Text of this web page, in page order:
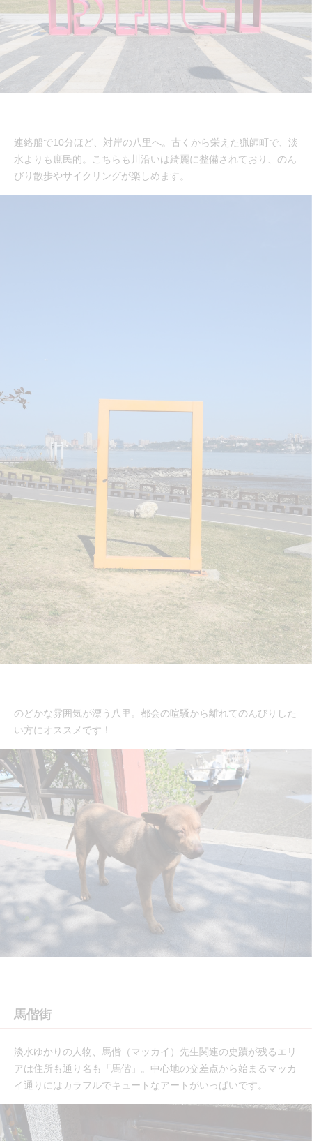
連絡船で10分ほど、対岸の八里へ。古くから栄えた猟師町で、淡
水よりも庶民的。こちらも川沿いは綺麗に整備されており、のん
びり散歩やサイクリングが楽しめます。
のどかな雰囲気が漂う八里。都会の喧騒から離れてのんびりした
い方にオススメです！
馬偕街
淡水ゆかりの人物、馬偕（マッカイ）先生関連の史蹟が残るエリ
アは住所も通り名も「馬偕」。中心地の交差点から始まるマッカ
イ通りにはカラフルでキュートなアートがいっぱいです。